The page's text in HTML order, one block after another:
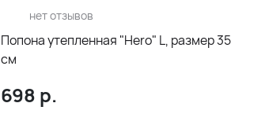
нет отзывов
Попона утепленная "Hero" L, размер 35
см
698 р.